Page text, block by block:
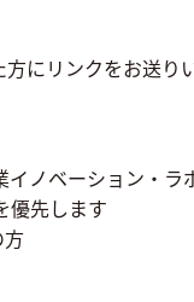
にリンクをお送りい
ノベーション・ラ
先します